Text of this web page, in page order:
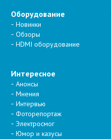
Оборудование
Новинки
Обзоры
HDMI оборудование
Интересное
Анонсы
Мнения
Интервью
Фоторепортаж
Электросмог
Юмор и казусы